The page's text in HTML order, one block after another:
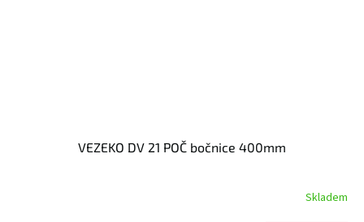
VEZEKO DV 21 POČ bočnice 400mm
Skladem